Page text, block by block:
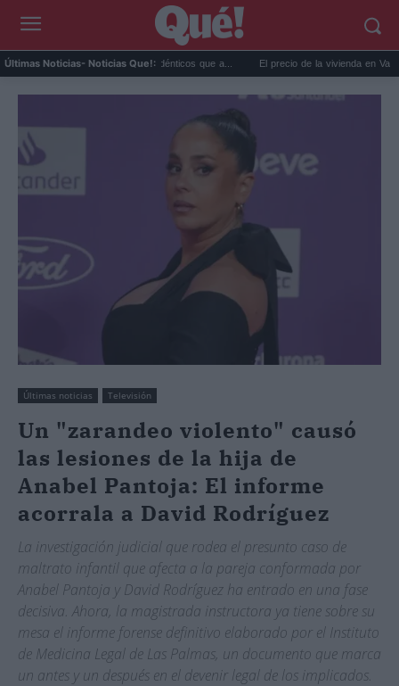
Últimas Noticias- Noticias Que!:
síntomas idénticos que a... El precio de la vivienda en Valencia sube a
Últimas noticias Televisión
Un "zarandeo violento" causó
las lesiones de la hija de
Anabel Pantoja: El informe
acorrala a David Rodríguez
La investigación judicial que rodea el presunto caso de
maltrato infantil que afecta a la pareja conformada por
Anabel Pantoja y David Rodríguez ha entrado en una fase
decisiva. Ahora, la magistrada instructora ya tiene sobre su
mesa el informe forense definitivo elaborado por el Instituto
de Medicina Legal de Las Palmas, un documento que marca
un antes y un después en el devenir legal de los implicados.